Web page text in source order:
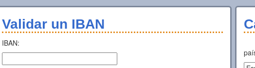
Validar un IBAN
IBAN: